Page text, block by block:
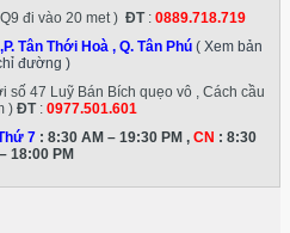
đi vào 20 met ) ĐT: 0889.718.719
Tân Thới Hoà , Q. Tân Phú ( Xem bản
đường )
47 Luỹ Bán Bích quẹo vô , Cách cầu
) ĐT: 0977.501.601
7: 8:30 AM – 19:30 PM , CN : 8:30
18:00 PM